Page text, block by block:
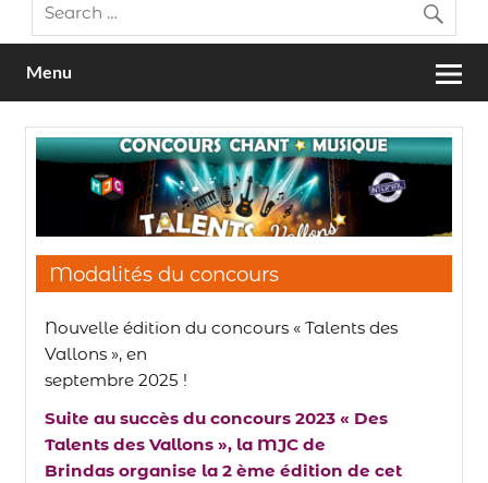
Menu
Modalités du concours
Nouvelle édition du concours « Talents des
Vallons », en
septembre 2025 !
Suite au succès du concours 2023 « Des
Talents des Vallons », la MJC de
Brindas organise la 2 ème édition de cet